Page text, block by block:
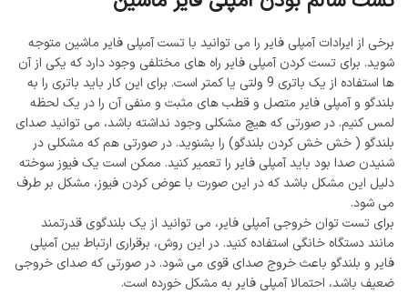
برخی از ایرادات آمپلی فایر را می توانید با تست آمپلی فایر ماشین متوجه
شوید. برای تست کردن آمپلی فایر راه های مختلفی وجود دارد که یکی از آن
ها استفاده از یک باتری 9 ولتی یا کمتر است. برای این کار باید باتری را به
بلندگو و آمپلی فایر متصل و قطب های مثبت و منفی آن را در یک لحظه
لمس کنیم. در صورتی که هیچ مشکلی وجود نداشته باشد، می توانید صدای
بلندگو ( خش خش کردن بلندگو) را بشنوید. در صورتی هم که مشکلی در
شنیدن صدا بود باید آمپلی فایر را تعمیر کنید. ممکن است یک فیوز سوخته
دلیل این مشکل باشد که در این صورت با عوض کردن فیوز، مشکل بر طرف
می شود.
برای تست توان خروجی آمپلی فایر، می‌ توانید از یک بلندگوی قدرتمند
مانند دستگاه خانگی استفاده کنید. در این روش، برقراری ارتباط بین آمپلی
فایر و بلندگو باعث خروج صدای قوی می‌ شود. در صورتی که صدای خروجی
ضعیف باشد، احتمالا آمپلی فایر به مشکل خورده است.